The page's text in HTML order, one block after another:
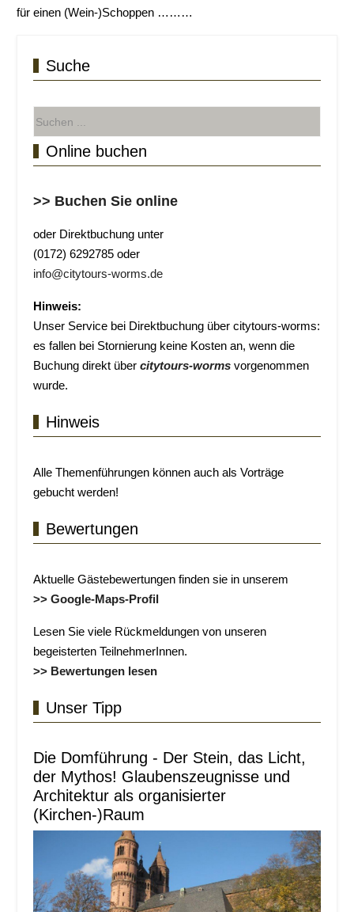
für einen (Wein-)Schoppen ………
Suche
Online buchen
>> Buchen Sie online
oder Direktbuchung unter
(0172) 6292785 oder
info@citytours-worms.de
Hinweis:
Unser Service bei Direktbuchung über citytours-worms:
es fallen bei Stornierung keine Kosten an, wenn die
Buchung direkt über citytours-wormsvorgenommen
wurde.
Hinweis
Alle Themenführungen können auch als Vorträge
gebucht werden!
Bewertungen
Aktuelle Gästebewertungen finden sie in unserem
>> Google-Maps-Profil
Lesen Sie viele Rückmeldungen von unseren
begeisterten TeilnehmerInnen.
>> Bewertungen lesen
Unser Tipp
Die Domführung - Der Stein, das Licht,
der Mythos! Glaubenszeugnisse und
Architektur als organisierter
(Kirchen-)Raum